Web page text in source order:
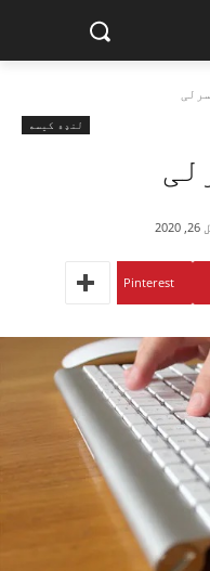
لنډه کیسه
Pinterest